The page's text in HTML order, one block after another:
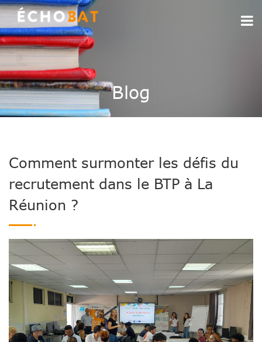
Blog
Comment surmonter les défis du
recrutement dans le BTP à La
Réunion ?